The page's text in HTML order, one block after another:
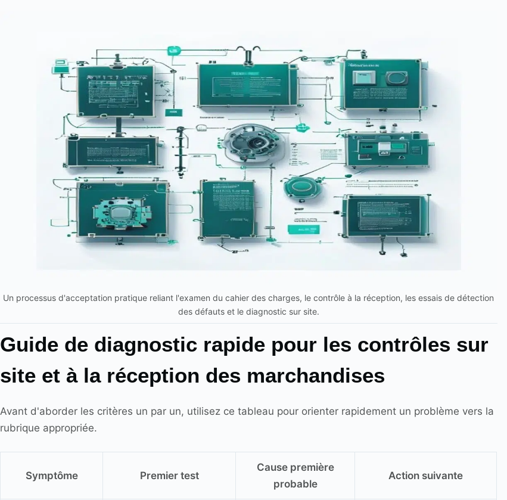
Un processus d'acceptation pratique reliant l'examen du cahier des charges, le contrôle à la réception, les essais de détection
des défauts et le diagnostic sur site.
Guide de diagnostic rapide pour les contrôles sur
site et à la réception des marchandises
Avant d'aborder les critères un par un, utilisez ce tableau pour orienter rapidement un problème vers la
rubrique appropriée.
Symptôme Premier test
Cause première
probable
Action suivante